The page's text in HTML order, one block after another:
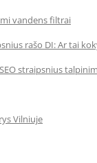
vandens filtrai
rašo DI: Ar tai
straipsnius
Vilniuje